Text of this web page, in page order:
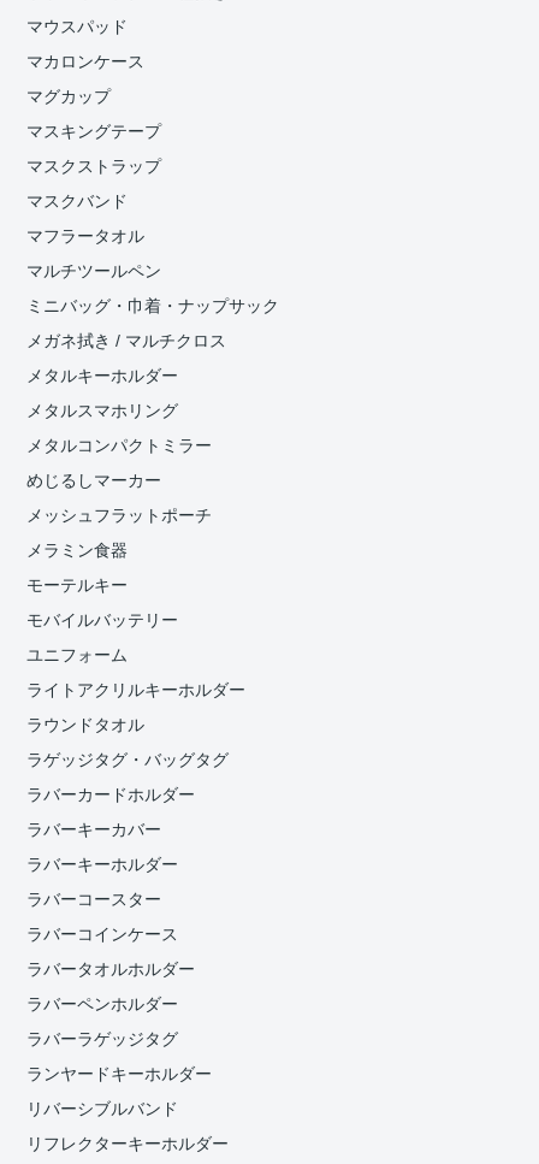
マウスパッド
マカロンケース
マグカップ
マスキングテープ
マスクストラップ
マスクバンド
マフラータオル
マルチツールペン
ミニバッグ・巾着・ナップサック
メガネ拭き / マルチクロス
メタルキーホルダー
メタルスマホリング
メタルコンパクトミラー
めじるしマーカー
メッシュフラットポーチ
メラミン食器
モーテルキー
モバイルバッテリー
ユニフォーム
ライトアクリルキーホルダー
ラウンドタオル
ラゲッジタグ・バッグタグ
ラバーカードホルダー
ラバーキーカバー
ラバーキーホルダー
ラバーコースター
ラバーコインケース
ラバータオルホルダー
ラバーペンホルダー
ラバーラゲッジタグ
ランヤードキーホルダー
リバーシブルバンド
リフレクターキーホルダー